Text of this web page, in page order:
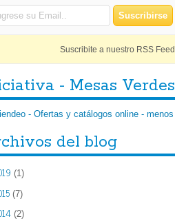
Suscribite a nuestro RSS Feed
- Mesas Verdes
del blog
(1)
(7)
(2)